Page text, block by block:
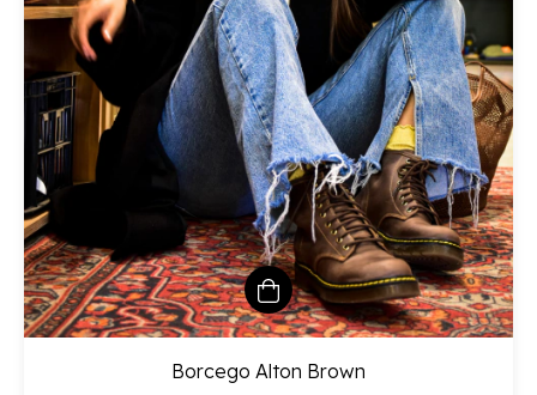
Borcego Alton Brown